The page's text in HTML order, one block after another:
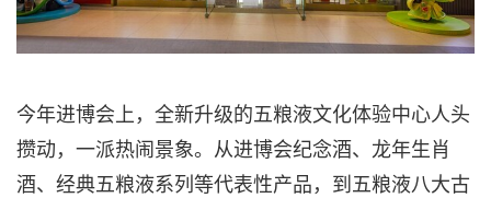
今年进博会上，全新升级的五粮液文化体验中心人头
攒动，一派热闹景象。从进博会纪念酒、龙年生肖
酒、经典五粮液系列等代表性产品，到五粮液八大古